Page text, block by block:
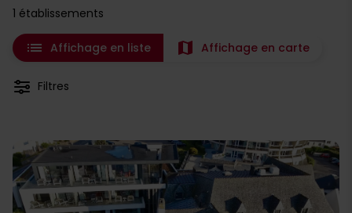
1 établissements
list Affichage en liste map Affichage en carte
Filtres